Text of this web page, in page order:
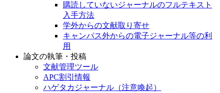
購読していないジャーナルのフルテキスト
入手方法
学外からの文献取り寄せ
キャンパス外からの電子ジャーナル等の利
用
論文の執筆・投稿
文献管理ツール
APC割引情報
ハゲタカジャーナル（注意喚起）